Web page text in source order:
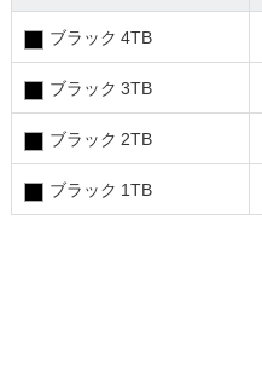
ブラック 4TB
ブラック 3TB
ブラック 2TB
ブラック 1TB